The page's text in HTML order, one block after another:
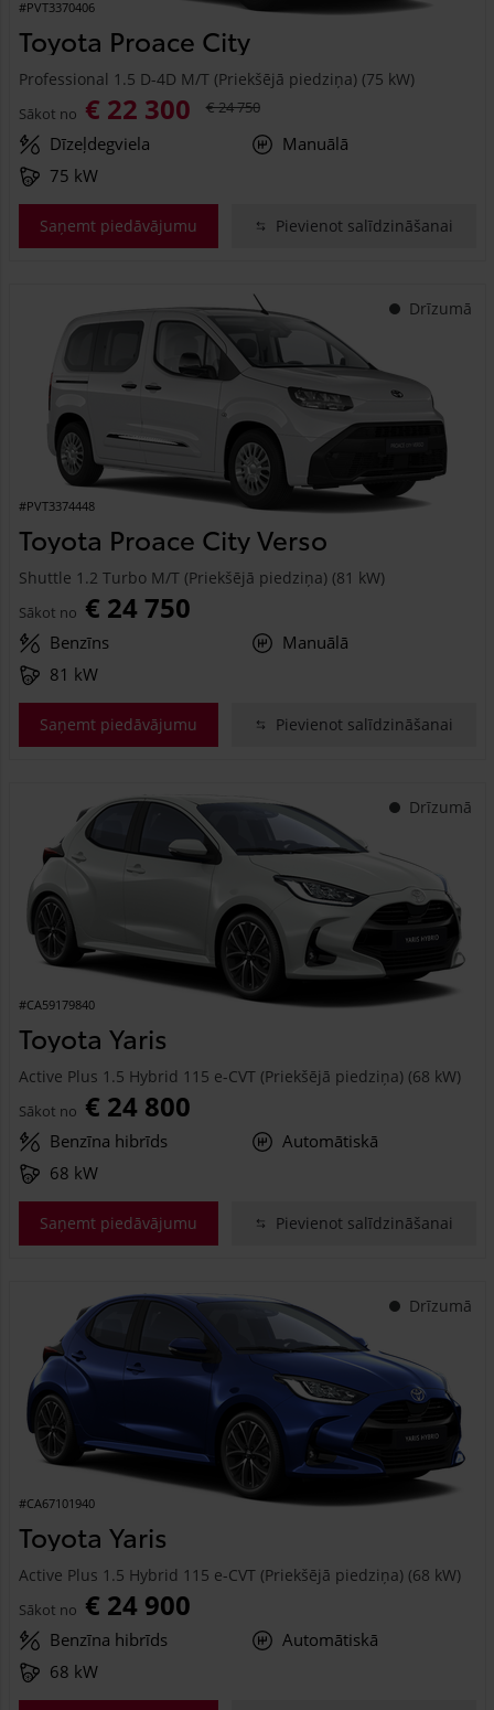
#PVT3370406
Toyota Proace City
Professional 1.5 D-4D M/T (Priekšējā piedziņa) (75 kW)
Sākot no € 22 300 € 24 750
Dīzeļdegviela
Manuālā
75 kW
Saņemt piedāvājumu Pievienot salīdzināšanai
Drīzumā
#PVT3374448
Toyota Proace City Verso
Shuttle 1.2 Turbo M/T (Priekšējā piedziņa) (81 kW)
Sākot no € 24 750
Benzīns
Manuālā
81 kW
Saņemt piedāvājumu Pievienot salīdzināšanai
Drīzumā
#CA59179840
Toyota Yaris
Active Plus 1.5 Hybrid 115 e-CVT (Priekšējā piedziņa) (68 kW)
Sākot no € 24 800
Benzīna hibrīds
Automātiskā
68 kW
Saņemt piedāvājumu Pievienot salīdzināšanai
Drīzumā
#CA67101940
Toyota Yaris
Active Plus 1.5 Hybrid 115 e-CVT (Priekšējā piedziņa) (68 kW)
Sākot no € 24 900
Benzīna hibrīds
Automātiskā
68 kW